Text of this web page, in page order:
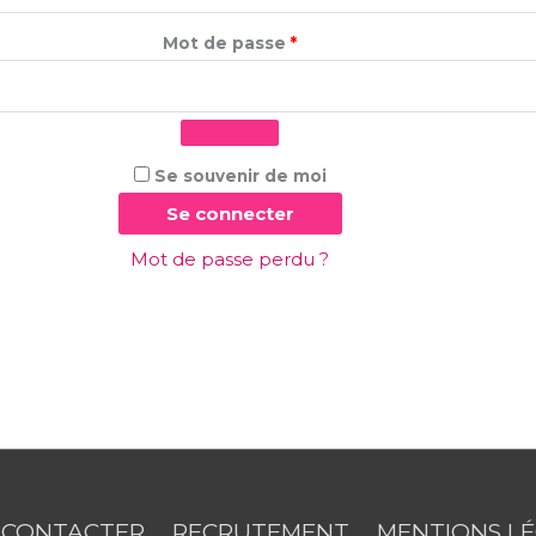
Mot de passe *
Se souvenir de moi
Se connecter
Mot de passe perdu ?